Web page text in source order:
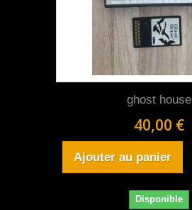
ghost house
40,00 €
Ajouter au panier
Disponible